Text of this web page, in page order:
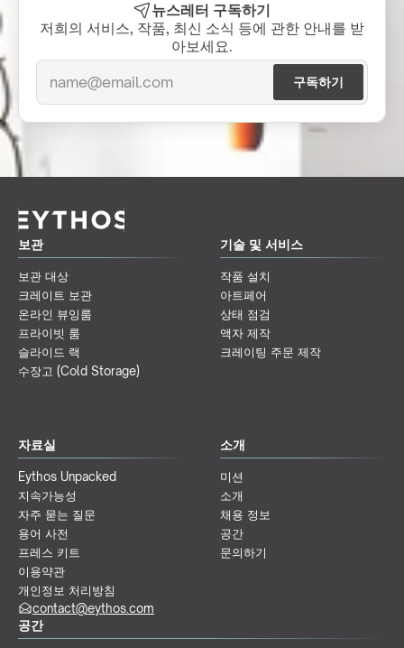
뉴스레터 구독하기
저희의 서비스, 작품, 최신 소식 등에 관한 안내를 받
아보세요.
보관
보관 대상
크레이트 보관
온라인 뷰잉룸
프라이빗 룸
슬라이드 랙
수장고 (Cold Storage)
기술 및 서비스
작품 설치
아트페어
상태 점검
액자 제작
크레이팅 주문 제작
자료실
Eythos Unpacked
지속가능성
자주 묻는 질문
용어 사전
프레스 키트
이용약관
개인정보 처리방침
소개
미션
소개
채용 정보
공간
문의하기
공간
contact@eythos.com